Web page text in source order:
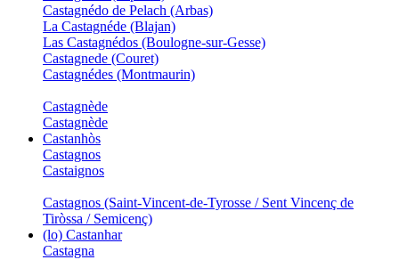
Castagnédo de Pelach (Arbas)
La Castagnéde (Blajan)
Las Castagnédos (Boulogne-sur-Gesse)
Castagnede (Couret)
Castagnédes (Montmaurin)
Castagnède
Castagnède
Castanhòs
Castagnos
Castaignos
Castagnos (Saint-Vincent-de-Tyrosse / Sent Vincenç de
Tiròssa / Semicenç)
(lo) Castanhar
Castagna